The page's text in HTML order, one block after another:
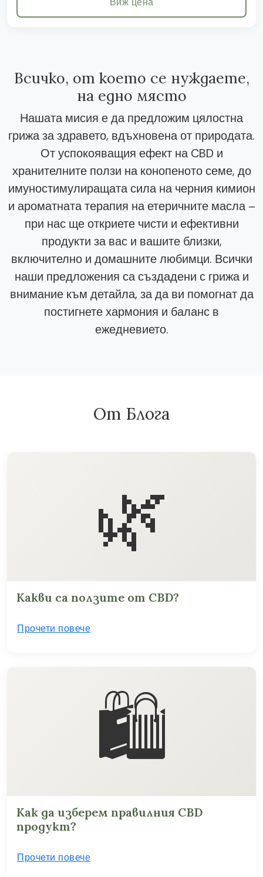
Всичко, от което се нуждаете,
на едно място
Нашата мисия е да предложим цялостна
грижа за здравето, вдъхновена от природата.
От успокояващия ефект на CBD и
хранителните ползи на конопеното семе, до
имуностимулиращата сила на черния кимион
и ароматната терапия на етеричните масла –
при нас ще откриете чисти и ефективни
продукти за вас и вашите близки,
включително и домашните любимци. Всички
наши предложения са създадени с грижа и
внимание към детайла, за да ви помогнат да
постигнете хармония и баланс в
ежедневието.
От Блога
🌿
Какви са ползите от CBD?
Прочети повече
🛍️
Как да изберем правилния CBD
продукт?
Прочети повече